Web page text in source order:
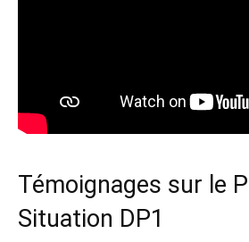
Témoignages sur le
Situation DP1